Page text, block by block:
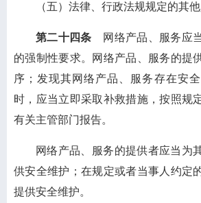
（五）法律、行政法规规定的其他
第二十四条 网络产品、服务应
的强制性要求。网络产品、服务的提
序；发现其网络产品、服务存在安
时，应当立即采取补救措施，按照规
有关主管部门报告。
网络产品、服务的提供者应当为
供安全维护；在规定或者当事人约定
提供安全维护。